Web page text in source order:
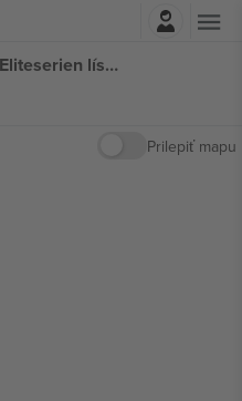
Vålerenga Fotball vs IK Start Eliteserien lístkov
Prilepiť mapu